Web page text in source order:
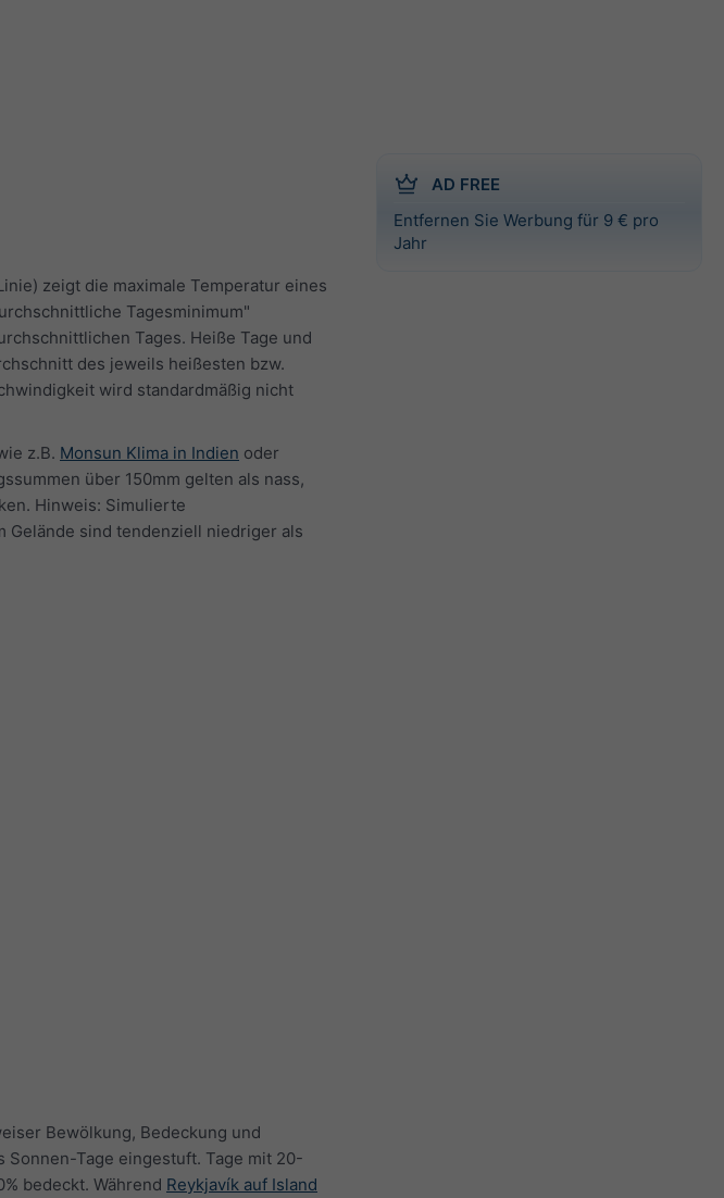
AD FREE
Entfernen Sie Werbung für 9 € pro
Jahr
zeigt die maximale Temperatur eines
Tagesminimum"
Tages. Heiße Tage und
des jeweils heißesten bzw.
wird standardmäßig nicht
z.B. Monsun Klima in Indien oder
über 150mm gelten als nass,
Hinweis: Simulierte
Gelände sind tendenziell niedriger als
Bewölkung, Bedeckung und
Sonnen-Tage eingestuft. Tage mit 20-
bedeckt. Während Reykjavík auf Island